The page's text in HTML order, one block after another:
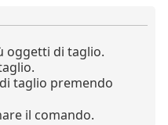
oggetti di taglio.
taglio premendo
il comando.